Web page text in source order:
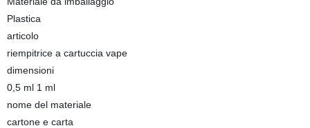
Plastica
articolo
riempitrice a cartuccia vape
dimensioni
0,5 ml 1 ml
nome del materiale
cartone e carta